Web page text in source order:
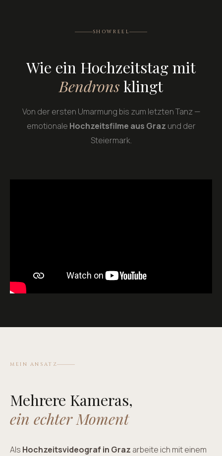
SHOWREEL
Wie ein Hochzeitstag mit
Bendronsklingt
Von der ersten Umarmung bis zum letzten Tanz —
emotionale Hochzeitsfilme aus Graz und der
Steiermark.
MEIN ANSATZ
Mehrere Kameras,
ein echter Moment
Als Hochzeitsvideograf in Graz arbeite ich mit einem